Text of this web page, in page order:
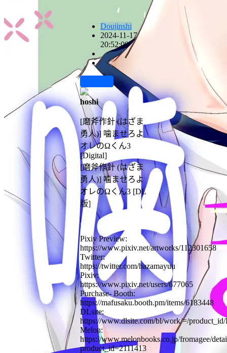
Doujinshi
2024-11-17
20:52:00
hoshi
[磨斧作針 (はざま
勇人)] 噛ませろよ
オレのΩくん3
[Digital]
[磨斧作針 (はざま
勇人)] 噛ませろよ
オレのΩくん3 [DL
版]
Pixiv Preview:
https://www.pixiv.net/artworks/112301658
Twitter:
https://twitter.com/hazamayuu
Pixiv:
https://www.pixiv.net/users/677065
Purchase- Booth:
https://mafusaku.booth.pm/items/6183448
DLsite:
https://www.dlsite.com/bl/work/=/
Melon:
https://www.melonbooks.co.jp/fromagee/
product_id=2111413